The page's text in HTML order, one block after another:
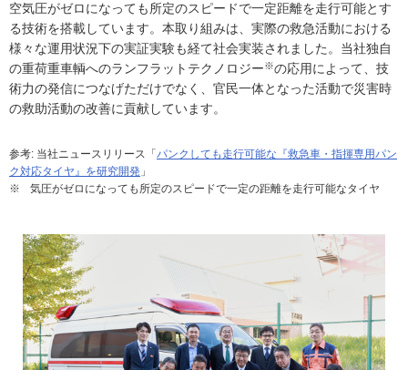
空気圧がゼロになっても所定のスピードで一定距離を走行可能とす
る技術を搭載しています。本取り組みは、実際の救急活動における
様々な運用状況下の実証実験も経て社会実装されました。当社独自
の重荷重車輌へのランフラットテクノロジー※の応用によって、技
術力の発信につなげただけでなく、官民一体となった活動で災害時
の救助活動の改善に貢献しています。
参考: 当社ニュースリリース「 パンクしても走行可能な『救急車・指揮専用パン
ク対応タイヤ』を研究開発 」
※
気圧がゼロになっても所定のスピードで一定の距離を走行可能なタイヤ